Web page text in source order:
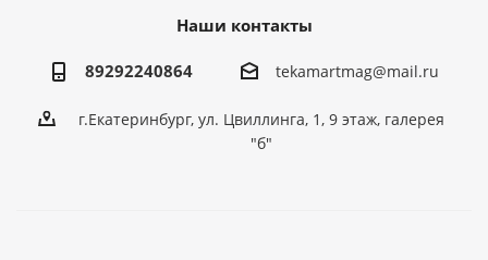
Наши контакты
89292240864 tekamartmag@mail.ru
г.Екатеринбург, ул. Цвиллинга, 1, 9 этаж, галерея
"б"